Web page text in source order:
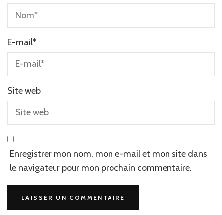
E-mail*
Site web
Enregistrer mon nom, mon e-mail et mon site dans
le navigateur pour mon prochain commentaire.